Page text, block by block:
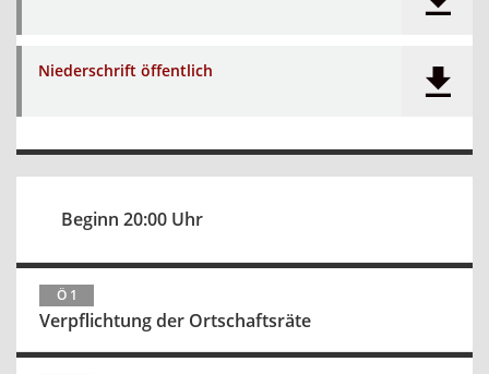
Niederschrift öffentlich
Beginn 20:00 Uhr
Ö 1
Verpflichtung der Ortschaftsräte